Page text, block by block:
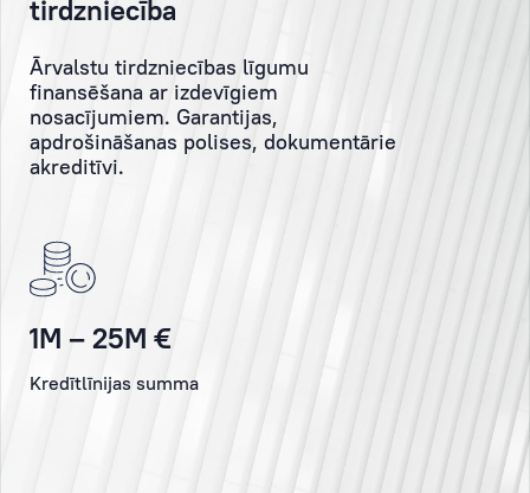
Bankas
organizē
atbilstošu
komunikāciju,
aktuālu,
nozīmīgu
mazāk
tirdzniecība
Ārvalstu tirdzniecības līgumu
finansēšana ar izdevīgiem
nosacījumiem. Garantijas,
apdrošināšanas polises, dokumentārie
akreditīvi.
1M – 25M €
Kredītlīnijas summa